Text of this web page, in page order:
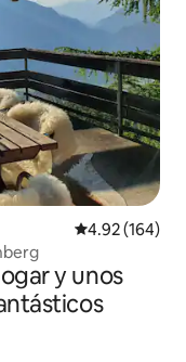
Calificación
4.92 (164)
y unos